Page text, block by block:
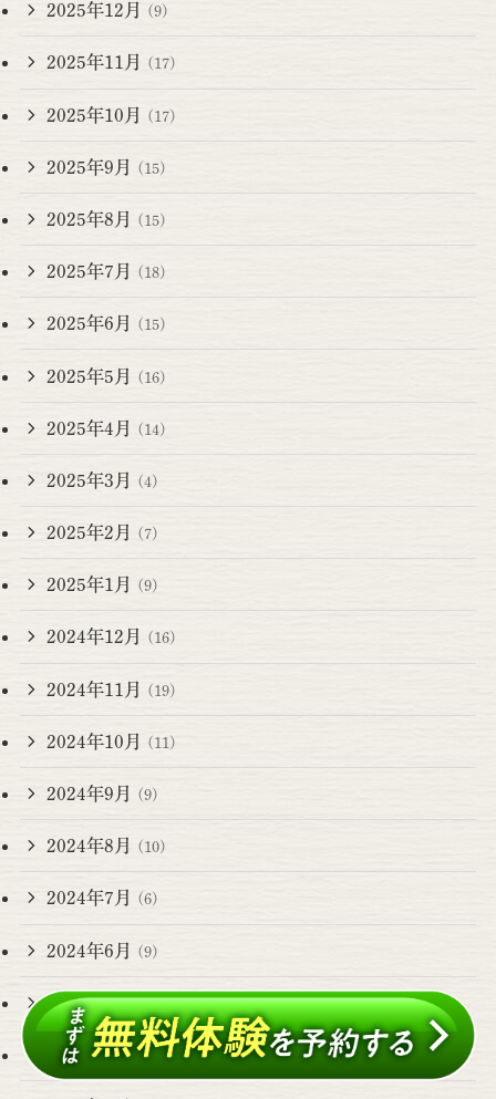
2025年12月 (9)
2025年11月 (17)
2025年10月 (17)
2025年9月 (15)
2025年8月 (15)
2025年7月 (18)
2025年6月 (15)
2025年5月 (16)
2025年4月 (14)
2025年3月 (4)
2025年2月 (7)
2025年1月 (9)
2024年12月 (16)
2024年11月 (19)
2024年10月 (11)
2024年9月 (9)
2024年8月 (10)
2024年7月 (6)
2024年6月 (9)
2024年5月(14)
2024年4月 (17)